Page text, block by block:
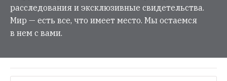
расследования и эксклюзивные свидетельства.
Мир — есть все, что имеет место. Мы остаемся
в нем с вами.